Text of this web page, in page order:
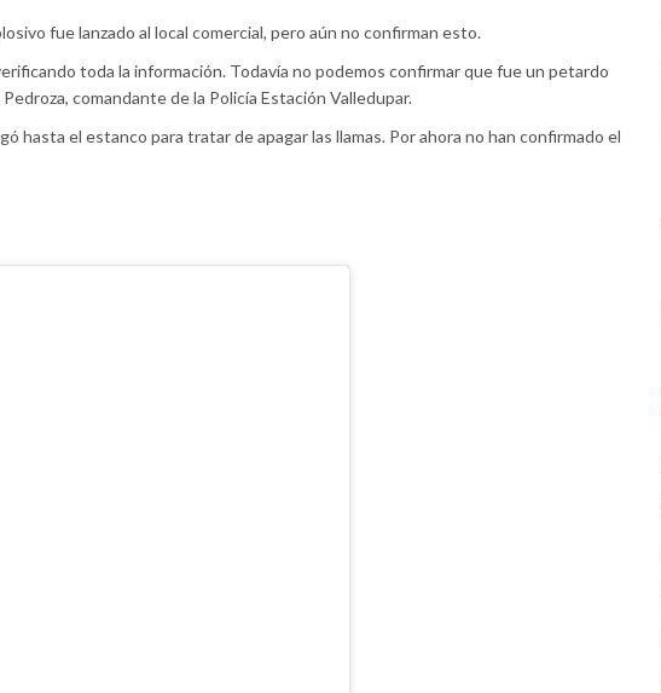
fue lanzado al local comercial, pero aún no confirman esto.
toda la información. Todavía no podemos confirmar que fue un petardo
comandante de la Policía Estación Valledupar.
hasta el estanco para tratar de apagar las llamas. Por ahora no han confirmado el